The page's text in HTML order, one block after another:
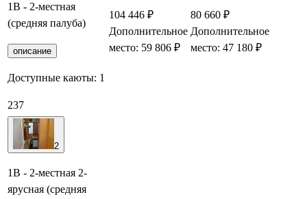
1В - 2-местная
(средняя палуба)
описание
Доступные каюты: 1
237
104 446 ₽
Дополнительное
место: 59 806 ₽
80 660 ₽
Дополнительное
место: 47 180 ₽
2
1В - 2-местная 2-
ярусная (средняя